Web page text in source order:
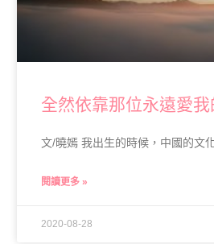
全然依靠那位永遠愛我
文/曉嫣 我出生的時候，中國的文
閱讀更多 »
2020-08-28